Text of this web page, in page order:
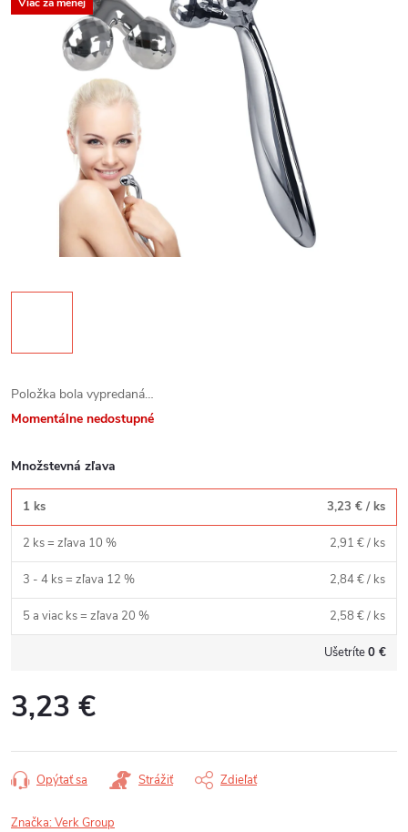
Položka bola vypredaná…
Momentálne nedostupné
Množstevná zľava
1 ks 3,23 € / ks
2 ks = zľava 10 % 2,91 €/ ks
3 - 4 ks = zľava 12 % 2,84 €/ ks
5 a viac ks = zľava 20 % 2,58 €/ ks
Ušetríte0 €
3,23 €
cena:
Opýtať sa Strážiť Zdieľať
Značka:Verk Group